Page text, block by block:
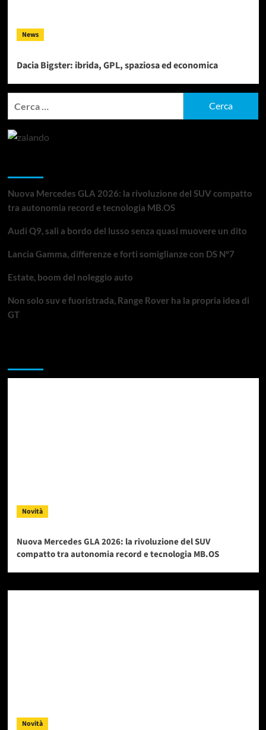
News
Dacia Bigster: ibrida, GPL, spaziosa ed economica
Nuova Mercedes GLA 2026: la rivoluzione del SUV compatto
tra autonomia record e tecnologia MB.OS
Audi Q9, sali a bordo del lusso senza quasi muovere un dito
Lancia Gamma, differenze e forti somiglianze con DS N°7
Estate, boom del noleggio auto
Non solo suv e fuoristrada, Range Rover ha la propria idea di
GT
Novità
Nuova Mercedes GLA 2026: la rivoluzione del SUV
compatto tra autonomia record e tecnologia MB.OS
Novità